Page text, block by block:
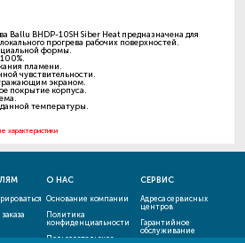
Ballu BHDP-10SH Siber Heat предназначена для
прогрева рабочих поверхностей.
формы.
пламени.
чувствительности.
экраном.
покрытие корпуса.
температуры.
характеристики
О НАС
Основание компании
Политика
конфиденциальности
Пользовательское
СЕРВИС
Адреса сервисных
центров
Гарантийное
обслуживание